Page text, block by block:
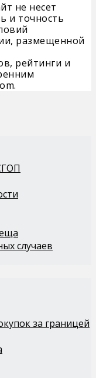
не несет
и точность
размещенной
рейтинги и
случаев
за границей